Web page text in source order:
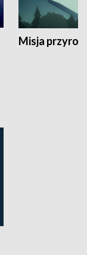
Misja